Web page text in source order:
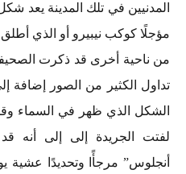
المدنيين في تلك المدينة يعد
مؤجلًا كوكب نيبيرو أو الذي
من ناحية أخرى قد ذكرت
تداول الكثير من الصور إضافة
الشكل الذي ظهر في السماء
لفتت الجريدة إلى إلى أنه
أنجلوس” مرجأًا وتحديدًا عشية